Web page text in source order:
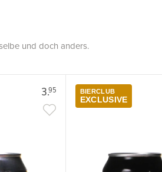
und doch anders.
3.95 BIERCLUB
EXCLUSIVE